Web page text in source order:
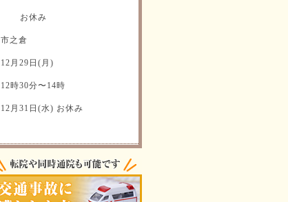
お休み
市之倉
12月29日(月)
12時30分〜14時
12月31日(水) お休み